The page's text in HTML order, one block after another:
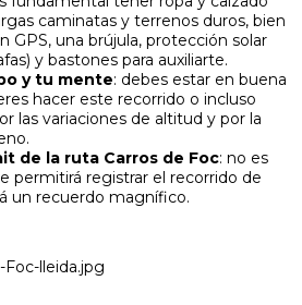
caminatas y terrenos duros, bien
GPS, una brújula, protección solar
y bastones para auxiliarte.
y tu mente: debes estar en buena
hacer este recorrido o incluso
las variaciones de altitud y por la
de la ruta Carros de Foc: no es
permitirá registrar el recorrido de
un recuerdo magnífico.